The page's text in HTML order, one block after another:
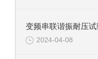
2024-04-08